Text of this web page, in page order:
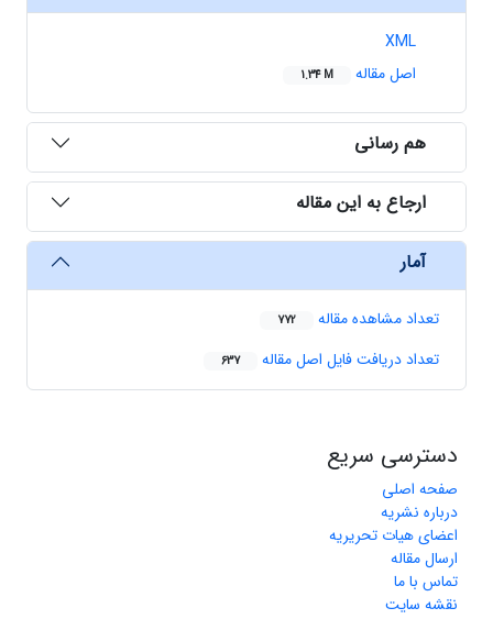
XML
اصل مقاله
1.34 M
هم رسانی
ارجاع به این مقاله
آمار
تعداد مشاهده مقاله 772
تعداد دریافت فایل اصل مقاله 637
دسترسی سریع
صفحه اصلی
درباره نشریه
اعضای هیات تحریریه
ارسال مقاله
تماس با ما
نقشه سایت